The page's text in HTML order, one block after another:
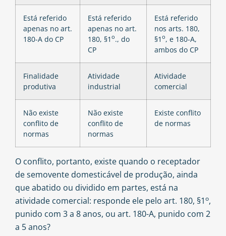
Está referido
apenas no art.
180-A do CP
Está referido
apenas no art.
180, §1 o., do
CP
Está referido
nos arts. 180,
§1 o, e 180-A,
ambos do CP
Finalidade
produtiva
Atividade
industrial
Atividade
comercial
Não existe
conflito de
normas
Não existe
conflito de
normas
Existe conflito
de normas
O conflito, portanto, existe quando o receptador
de semovente domesticável de produção, ainda
que abatido ou dividido em partes, está na
atividade comercial: responde ele pelo art. 180, §1o,
punido com 3 a 8 anos, ou art. 180-A, punido com 2
a 5 anos?